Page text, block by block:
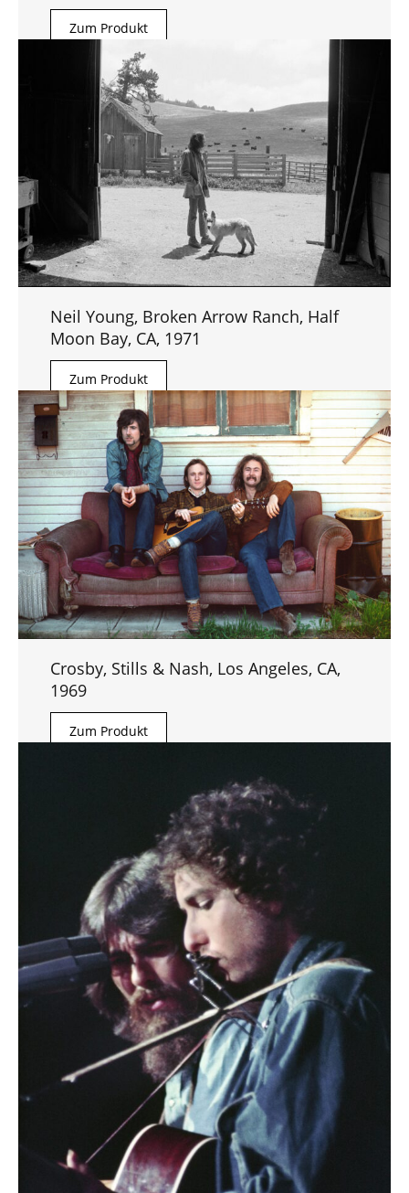
Zum Produkt
Neil Young, Broken Arrow Ranch, Half
Moon Bay, CA, 1971
Zum Produkt
Crosby, Stills & Nash, Los Angeles, CA,
1969
Zum Produkt